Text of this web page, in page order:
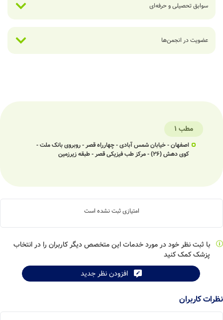
سوابق تحصیلی و حرفه‌ای
عضویت در انجمن‌ها
مطب 1
اصفهان - خیابان شمس آبادی - چهارراه قصر - روبروی بانک ملت -
کوی دهش (26) - مرکز طب فیزیکی قصر - طبقه زیرزمین
امتیازی ثبت نشده است
با ثبت نظر خود در مورد خدمات این متخصص دیگر کاربران را در انتخاب
پزشک کمک کنید
افزودن نظر جدید
نظرات کاربران